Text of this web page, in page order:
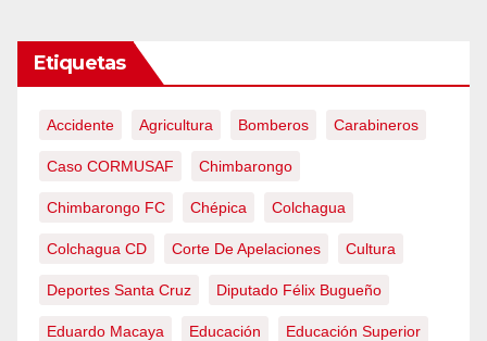
Etiquetas
Accidente Agricultura Bomberos Carabineros
Caso CORMUSAF Chimbarongo
Chimbarongo FC Chépica Colchagua
Colchagua CD Corte De Apelaciones Cultura
Deportes Santa Cruz Diputado Félix Bugueño
Eduardo Macaya Educación Educación Superior